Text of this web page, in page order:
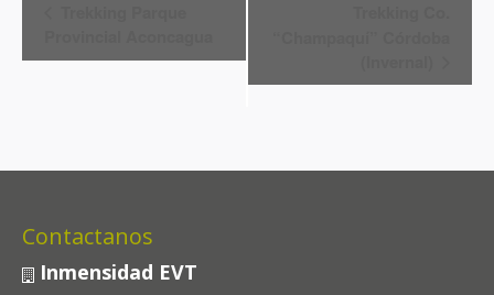
del
Contactanos
Inmensidad EVT